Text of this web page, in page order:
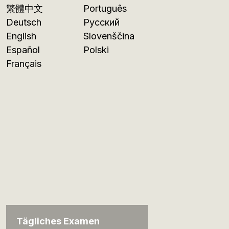
繁體中文
Deutsch
English
Español
Français
Português
Русский
Slovenščina
Polski
Tägliches Examen